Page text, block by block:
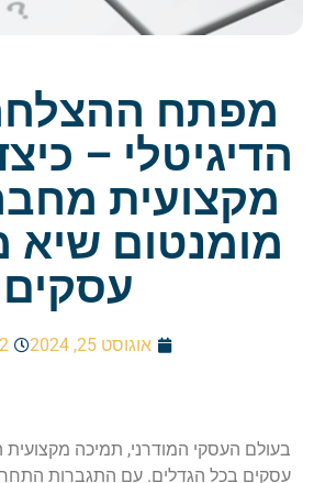
מפתח
הדיגיטלי –
מקצועית
מומנטום שיא
עסקים
אוגוסט 25, 2024
בעולם העסקי המודרני, תמיכה מקצועית
עסקים בכל הגדלים. עם התגברות